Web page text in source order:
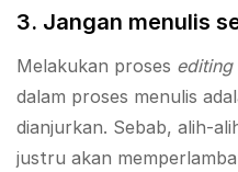
3. Jangan menulis
Melakukan proses editing
dalam proses menulis
dianjurkan. Sebab, alih-
justru akan